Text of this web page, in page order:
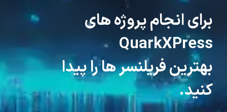
برای انجام پروژه های
QuarkXPress
بهترین فریلنسر ها را پیدا
کنید.